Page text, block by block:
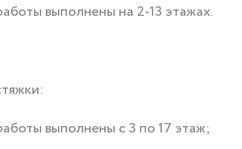
выполнены на 2-13 этажах.
выполнены с 3 по 17 этаж;